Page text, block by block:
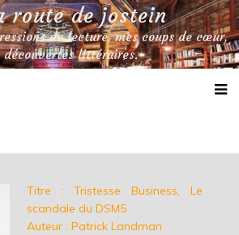
route de jostein
de lecture, mes coups de cœur,
découvertes littéraires.
Titre : Tristesse Business, Le
scandale du DSM5
Auteur : Patrick Landman